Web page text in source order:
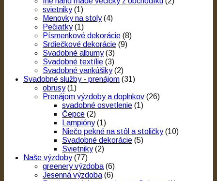
svietniky (1)
Menovky na stoly (4)
Pečiatky (1)
Písmenkové dekorácie (8)
Srdiečkové dekorácie (9)
Svadobné albumy (3)
Svadobné textílie (3)
Svadobné vankúšiky (2)
Svadobné služby - prenájom (31)
obrusy (1)
Prenájom výzdoby a doplnkov (26)
svadobné osvetlenie (1)
Čepce (2)
Lampióny (1)
Niečo pekné na stôl a stoličky (10)
Svadobné dekorácie (5)
Svietniky (2)
Naše výzdoby (77)
greenery výzdoba (6)
Jesenná výzdoba (6)